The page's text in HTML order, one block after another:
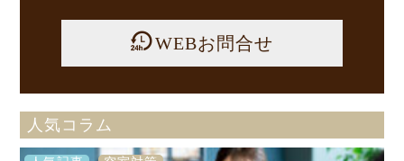
WEBお問合せ
人気コラム